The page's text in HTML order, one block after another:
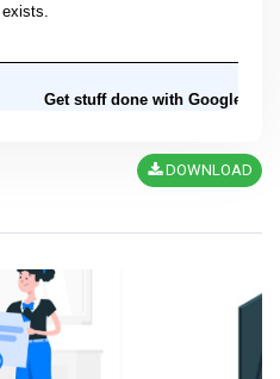
DOWNLOAD